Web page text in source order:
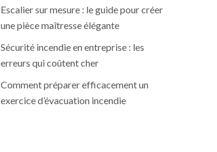
Escalier sur mesure : le guide pour créer
une pièce maîtresse élégante
Sécurité incendie en entreprise : les
erreurs qui coûtent cher
Comment préparer efficacement un
exercice d’évacuation incendie